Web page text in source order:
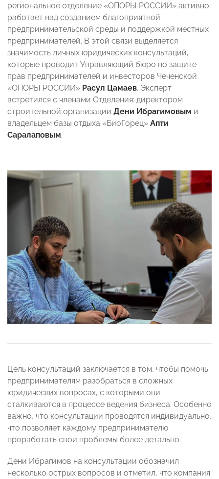
региональное отделение «ОПОРЫ РОССИИ» активно
работает над созданием благоприятной
предпринимательской среды и поддержкой местных
предпринимателей. В этой связи выделяется
значимость личных юридических консультаций,
которые проводит Управляющий бюро по защите
прав предпринимателей и инвесторов Чеченской
«ОПОРЫ РОССИИ» Расул Цамаев. Эксперт
встретился с членами Отделения: директором
строительной организации Дени Ибрагимовым и
владельцем базы отдыха «БиоГорец» Апти
Саралаповым.
Цель консультаций заключается в том, чтобы помочь
предпринимателям разобраться в сложных
юридических вопросах, с которыми они
сталкиваются в процессе ведения бизнеса. Особенно
важно, что консультации проводятся индивидуально,
что позволяет каждому предпринимателю
проработать свои проблемы более детально.
Дени Ибрагимов на консультации обозначил
несколько острых вопросов и отметил, что компания